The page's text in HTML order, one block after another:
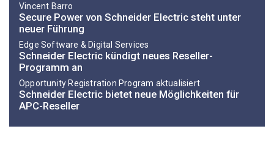
Vincent Barro
Secure Power von Schneider Electric steht unter
neuer Führung
Edge Software & Digital Services
Schneider Electric kündigt neues Reseller-
Programm an
Opportunity Registration Program aktualisiert
Schneider Electric bietet neue Möglichkeiten für
APC-Reseller